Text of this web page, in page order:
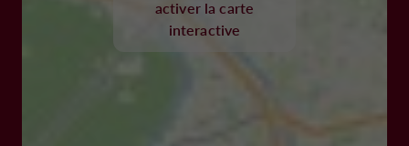
activer la carte
interactive